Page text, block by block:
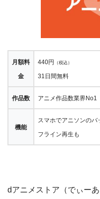
月額料
金
440円 （税込）
31日間無料
作品数 アニメ作品数業界No1
機能
スマホでアニソンの
フライン再生も
dアニメストア（でぃー